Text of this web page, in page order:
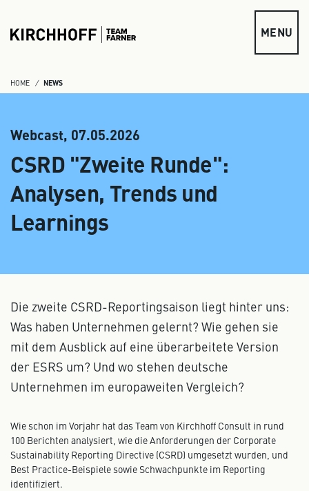
MENU
HOME NEWS
Webcast, 07.05.2026
CSRD "Zweite Runde":
Analysen, Trends und
Learnings
Die zweite CSRD-Reportingsaison liegt hinter uns:
Was haben Unternehmen gelernt? Wie gehen sie
mit dem Ausblick auf eine überarbeitete Version
der ESRS um? Und wo stehen deutsche
Unternehmen im europaweiten Vergleich?
Wie schon im Vorjahr hat das Team von Kirchhoff Consult in rund
100 Berichten analysiert, wie die Anforderungen der Corporate
Sustainability Reporting Directive (CSRD) umgesetzt wurden, und
Best Practice-Beispiele sowie Schwachpunkte im Reporting
identifiziert.